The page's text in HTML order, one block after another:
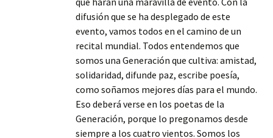
difusión que se ha desplegado de este
evento, vamos todos en el camino de un
recital mundial. Todos entendemos que
somos una Generación que cultiva: amistad,
solidaridad, difunde paz, escribe poesía,
como soñamos mejores días para el mundo.
Eso deberá verse en los poetas de la
Generación, porque lo pregonamos desde
siempre a los cuatro vientos. Somos los